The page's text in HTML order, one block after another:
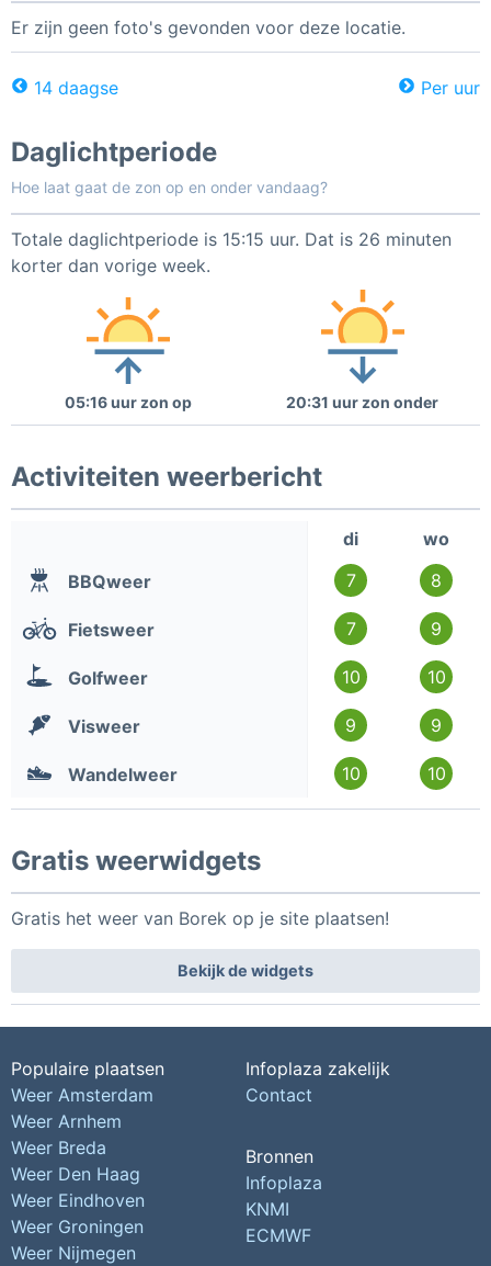
Er zijn geen foto's gevonden voor deze locatie.
14 daagse Per uur
Daglichtperiode
Hoe laat gaat de zon op en onder vandaag?
Totale daglichtperiode is 15:15 uur. Dat is 26 minuten
korter dan vorige week.
05:16 uur zon op 20:31 uur zon onder
Activiteiten weerbericht
di
wo
BBQweer
7 8
Fietsweer 7 9
Golfweer 10 10
Visweer 9 9
Wandelweer 10 10
Gratis weerwidgets
Gratis het weer van Borek op je site plaatsen!
Bekijk de widgets
Populaire plaatsen
Weer Amsterdam
Weer Arnhem
Weer Breda
Weer Den Haag
Weer Eindhoven
Weer Groningen
Weer Nijmegen
Infoplaza zakelijk
Contact
Bronnen
Infoplaza
KNMI
ECMWF